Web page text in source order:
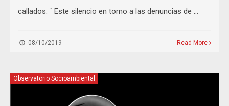
callados. ´ Este silencio en torno a las denuncias de …
08/10/2019 Read More
Observatorio Socioambiental